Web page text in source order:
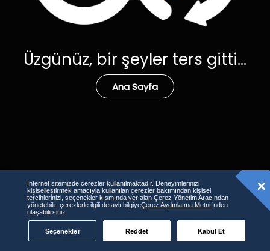
Üzgünüz, bir şeyler ters gitti...
Ana Sayfa
İnternet sitemizde çerezler kullanılmaktadır. Deneyimlerinizi
kişiselleştirmek amacıyla kullanılan çerezler bakımından kişisel
tercihlerinizi, seçenekler kısmında yer alan Çerez Yönetim Aracından
yönetebilir, çerezlerle ilgili detaylı bilgiyeÇerez Aydınlatma Metni’nden
ulaşabilirsiniz.
Seçenekler Reddet Kabul Et